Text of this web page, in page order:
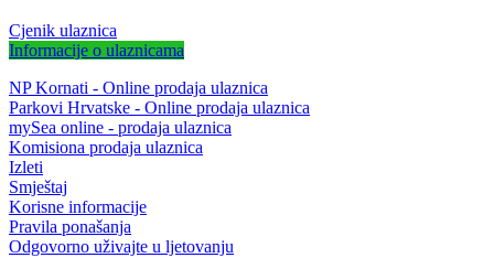
Cjenik ulaznica
Informacije o ulaznicama
NP Kornati - Online prodaja ulaznica
Parkovi Hrvatske - Online prodaja ulaznica
mySea online - prodaja ulaznica
Komisiona prodaja ulaznica
Izleti
Smještaj
Korisne informacije
Pravila ponašanja
Odgovorno uživajte u ljetovanju